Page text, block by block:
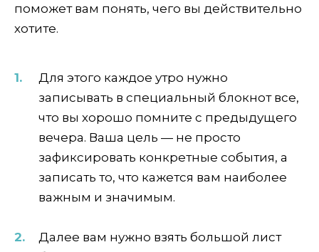
поможет вам понять, чего вы действительно
хотите.
Для этого каждое утро нужно
записывать в специальный блокнот все,
что вы хорошо помните с предыдущего
вечера. Ваша цель — не просто
зафиксировать конкретные события, а
записать то, что кажется вам наиболее
важным и значимым.
Далее вам нужно взять большой лист